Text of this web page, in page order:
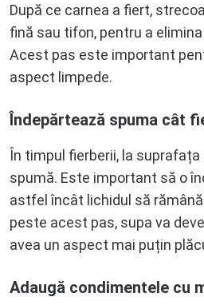
După ce carnea a fiert,
fină sau tifon, pentru a
Acest pas este important
aspect limpede.
Îndepărtează spuma cât
În timpul fierberii, la
spumă. Este important să o
astfel încât lichidul să
peste acest pas, supa va
avea un aspect mai puțin
Adaugă condimentele cu